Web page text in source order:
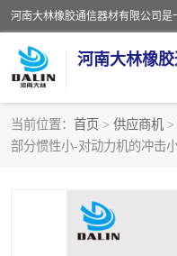
河南大林橡
当前位置： 首页 > 供应商机 >
部分惯性小-对动力机的冲击
推盘离合器
VC离合器
PO隔膜离合器